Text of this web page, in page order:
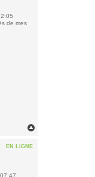
de mes
EN LIGNE